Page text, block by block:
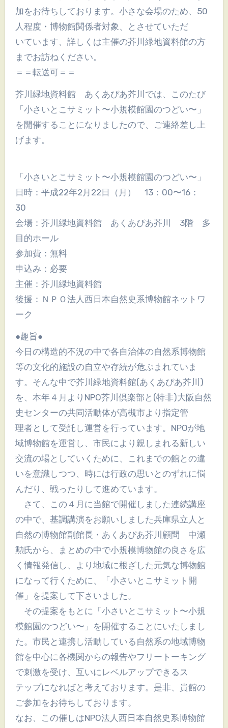
加をお待ちしております。小さな会場のため、50
人程度・博物館関係者対象、とさせていただ
いています、詳しくは主催の芥川緑地資料館の方
までお訪ねください。
＝＝転送可＝＝
芥川緑地資料館 あくあぴあ芥川では、このたび
「小さいとこサミット〜小規模館園のつどい〜」
を開催することになりましたので、ご連絡差し上
げます。
「小さいとこサミット〜小規模館園のつどい〜」
日時：平成22年2月22日（月） 13：00〜16：
30
会場：芥川緑地資料館 あくあぴあ芥川 3階 多
目的ホール
参加費：無料
申込み：必要
主催：芥川緑地資料館
後援：ＮＰＯ法人西日本自然史系博物館ネットワ
ーク
●趣旨●
今日の構造的不況の中で各自治体の自然系博物館
等の文化的施設の自立や存続が危ぶまれていま
す。そんな中で芥川緑地資料館(あくあぴあ芥川)
を、本年４月よりNPO芥川倶楽部と(特非)大阪自然
史センターの共同活動体が高槻市より指定管
理者として受託し運営を行っています。NPOが地
域博物館を運営し、市民により親しまれる新しい
交流の場としていくために、これまでの館との違
いを意識しつつ、時には行政の思いとのずれに悩
んだり、戦ったりして進めています。
さて、この４月に当館で開催しました連続講座
の中で、基調講演をお願いしました兵庫県立人と
自然の博物館副館長・あくあぴあ芥川顧問 中瀬
勲氏から、まとめの中で小規模博物館の良さを広
く情報発信し、より地域に根ざした元気な博物館
になって行くために、「小さいとこサミット開
催」を提案して下さいました。
その提案をもとに「小さいとこサミット〜小規
模館園のつどい〜」を開催することにいたしまし
た。市民と連携し活動している自然系の地域博物
館を中心に各機関からの報告やフリートーキング
で刺激を受け、互いにレベルアップできるス
テップになればと考えております。是非、貴館の
ご参加をお待ちしております。
なお、この催しはNPO法人西日本自然史系博物館